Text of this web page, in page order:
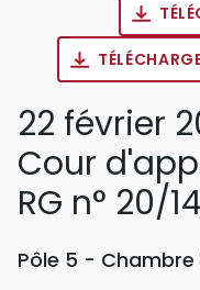
22 février
Cour
RG n° 20/
Pôle 5 - Chambre